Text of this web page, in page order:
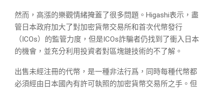
然而，高漲的樂觀情緒掩蓋了很多問題。Higashi表示，盡
管日本政府加大了對加密貨幣交易所和首次代幣發行
（ICOs）的監管力度，但是ICOs詐騙者仍找到了衝入日本
的機會，並充分利用投資者對區塊鏈技術的不了解。
出售未經注冊的代幣，是一種非法行爲，同時每種代幣都
必須經由日本國內有許可執照的加密貨幣交易所之手。但